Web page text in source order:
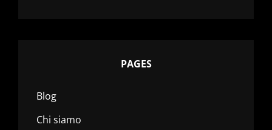
PAGES
Blog
Chi siamo